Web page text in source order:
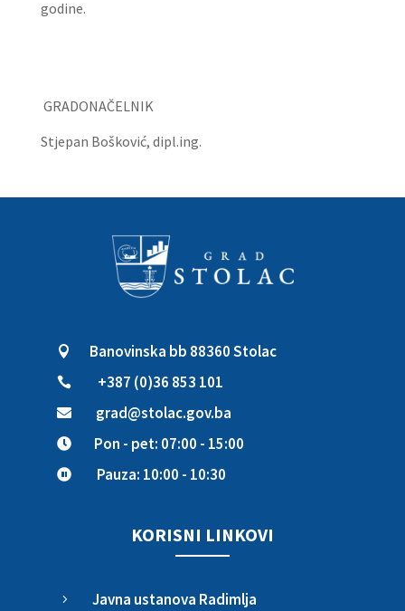
godine.
GRADONAČELNIK
Stjepan Bošković, dipl.ing.
 Banovinska bb 88360 Stolac
 +387 (0)36 853 101
 grad@stolac.gov.ba
 Pon - pet: 07:00 - 15:00
 Pauza: 10:00 - 10:30
KORISNI LINKOVI
5 Javna ustanova Radimlja